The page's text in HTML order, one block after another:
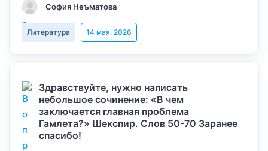
София Неъматова
Литература 14 мая, 2026
Здравствуйте, нужно написать
небольшое сочинение: «В чем
заключается главная проблема
Гамлета?» Шекспир. Слов 50-70 Заранее
спасибо!